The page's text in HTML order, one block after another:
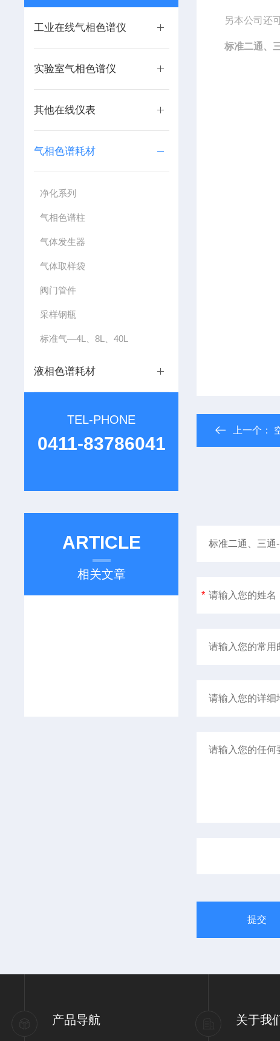
工业在线气相色谱仪
实验室气相色谱仪
其他在线仪表
气相色谱耗材
净化系列
气相色谱柱
气体发生器
气体取样袋
阀门管件
采样钢瓶
标准气—4L、8L、40L
液相色谱耗材
TEL-PHONE
0411-83786041
ARTICLE
相关文章
另本公司还
标准二通、
上一个：
产品导航 关于我